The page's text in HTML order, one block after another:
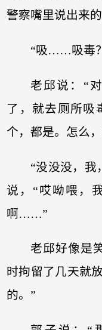
警察嘴里说出来
“吸……吸毒
老邱说：“
了，就去厕所吸
个，都是。怎么
“没没没，我
说，“哎呦喂，
啊……”
老邱好像是
时拘留了几天就
的。”